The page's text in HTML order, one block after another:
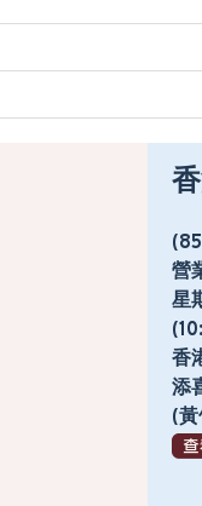
營
星
香
添
(